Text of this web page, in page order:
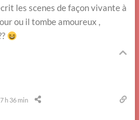
les scenes de façon vivante à
ou il tombe amoureux ,
h 36 min